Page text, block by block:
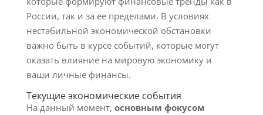
России, так и за ее пределами. В условиях
нестабильной экономической обстановки
важно быть в курсе событий, которые могут
оказать влияние на мировую экономику и
ваши личные финансы.
Текущие экономические события
На данный момент, основным фокусом